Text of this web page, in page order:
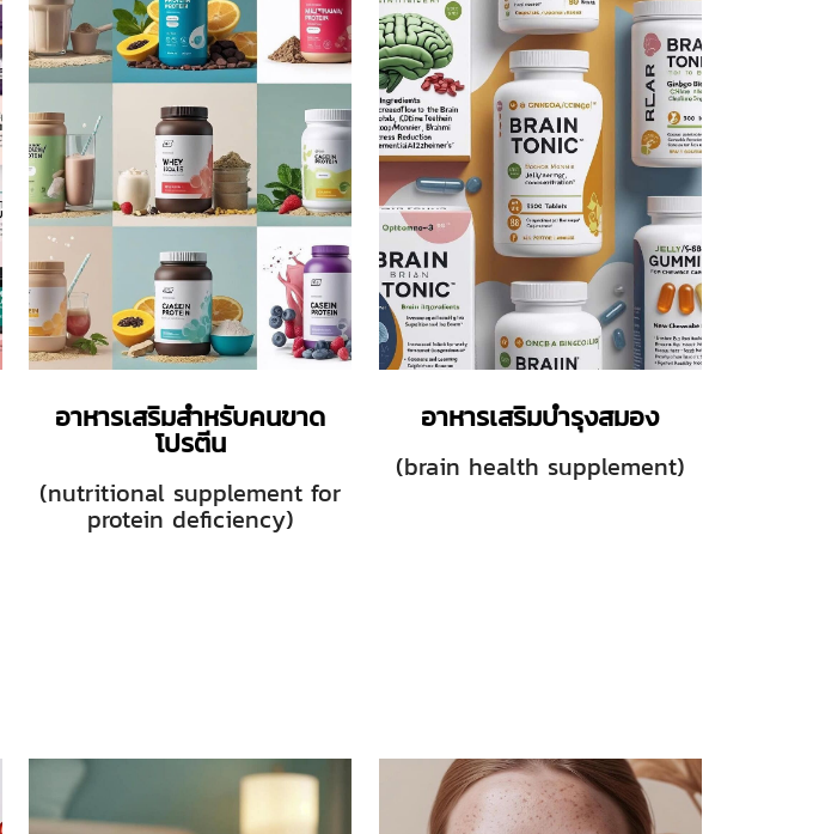
อาหารเสริมสำหรับคนขาด
โปรตีน
(nutritional supplement for
protein deficiency)
อาหารเสริมบำรุงสมอง
(brain health supplement)